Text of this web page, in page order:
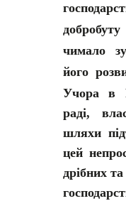
чимало
його
Учора в
раді,
шляхи
цей
дрібних